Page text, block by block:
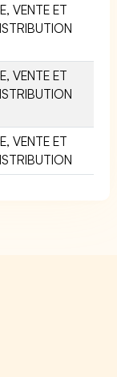
VENTE ET
VENTE ET
VENTE ET